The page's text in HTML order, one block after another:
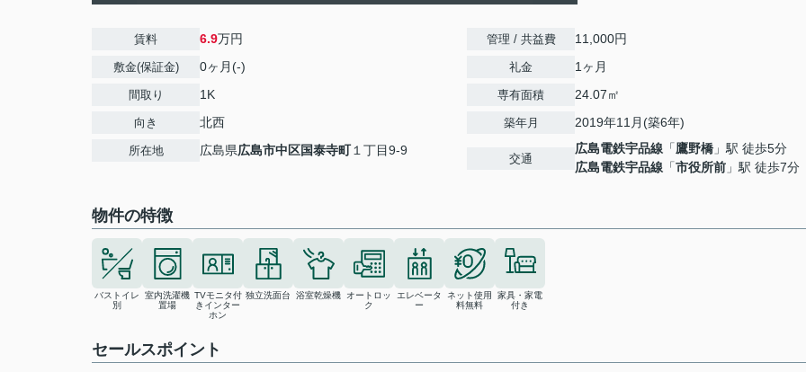
賃料 6.9万円
敷金(保証金) 0ヶ月(-)
間取り 1K
向き 北西
所在地 広島県広島市中区国泰寺町１丁目9-9
管理 / 共益費 11,000円
礼金 1ヶ月
専有面積 24.07㎡
築年月 2019年11月(築6年)
交通
広島電鉄宇品線 「鷹野橋 」駅 徒歩5分
広島電鉄宇品線 「市役所前 」駅 徒歩7分
物件の特徴
バストイレ
別
室内洗濯機
置場
TVモニタ付
きインター
ホン
独立洗面台 浴室乾燥機
オートロッ
ク
エレベータ
ー
ネット使用
料無料
家具・家電
付き
セールスポイント